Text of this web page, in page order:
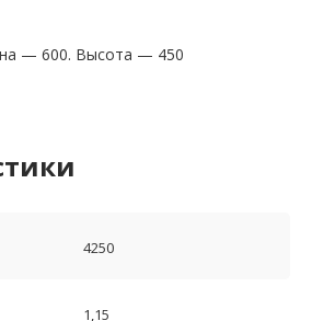
— 600. Высота — 450
4250
1,15